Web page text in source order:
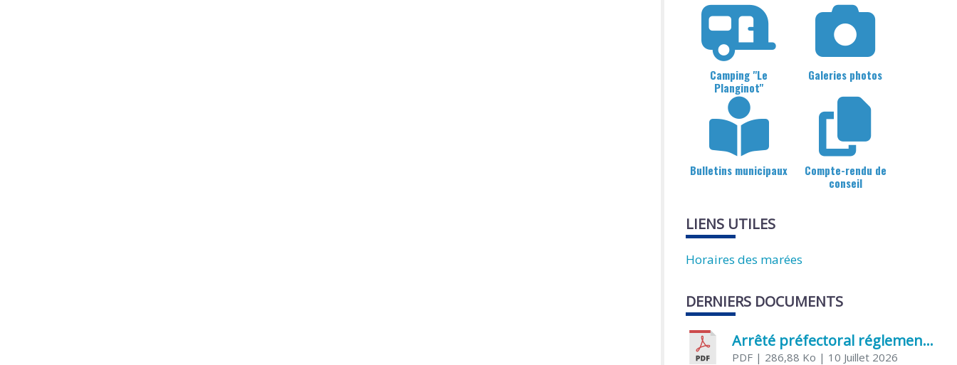
Camping "Le
Planginot"
Galeries photos
Bulletins municipaux
Compte-rendu de
conseil
LIENS UTILES
Horaires des marées
DERNIERS DOCUMENTS
Arrêté préfectoral réglementant l’usage de l’eau
PDF | 286,88 Ko | 10 Juillet 2026